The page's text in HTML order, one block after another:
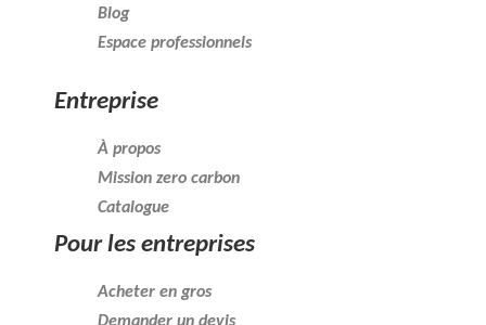
Blog
Espace professionnels
Entreprise
À propos
Mission zero carbon
Catalogue
Pour les entreprises
Acheter en gros
Demander un devis